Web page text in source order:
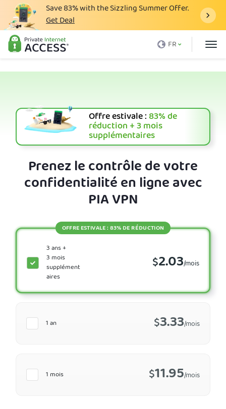
Save83%with the Sizzling Summer Offer.
Get Deal
FR
Qu'est-ce qu'un VPN
Télécharger le VPN
Serveur VPN
Blog
Support client
Offre estivale :83%de
réduction + 3 mois
supplémentaires
Prenez le contrôle de votre
confidentialité en ligne avec
PIA VPN
1 mois $11.95/mois
3 ans +
3 mois
supplément
aires
$2.03/mois
OFFRE ESTIVALE : 83% DE RÉDUCTION
1 an $3.33/mois